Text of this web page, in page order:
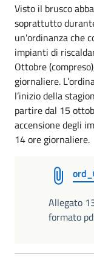
Visto il brusco
soprattutto
un'ordinanza che
impianti di
Ottobre
giornaliere.
l’inizio della
partire dal 15
accensione degli
14 ore giornaliere.
Allegato
formato